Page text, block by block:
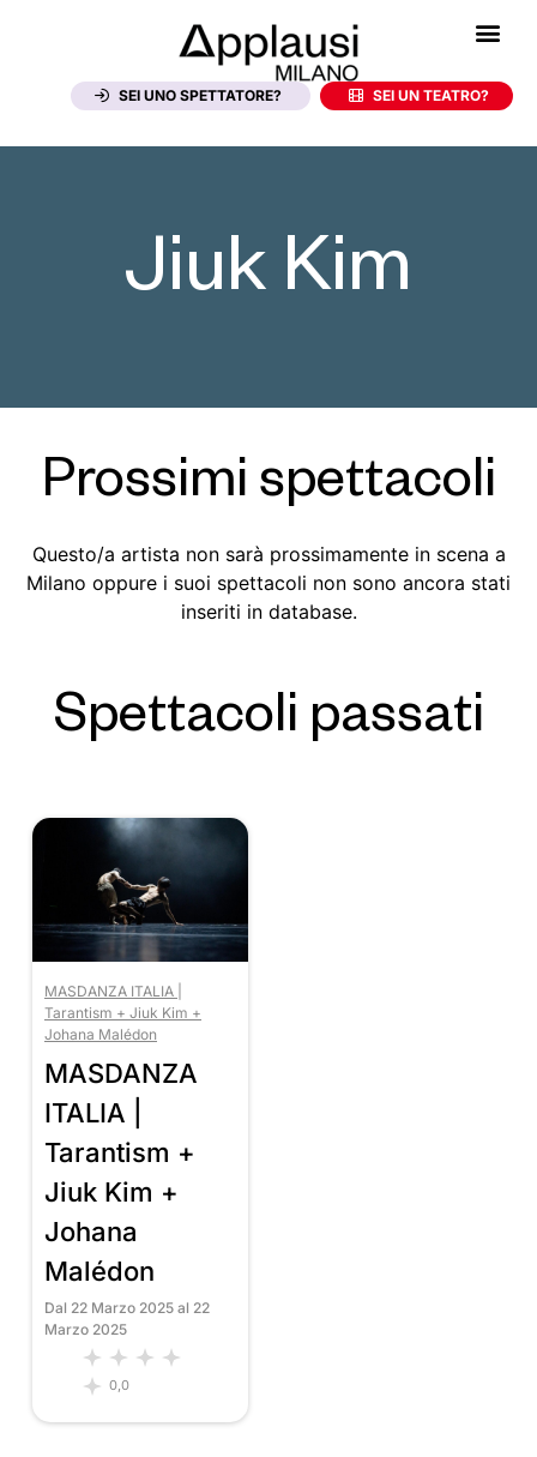
SEI UNO SPETTATORE? SEI UN TEATRO?
Jiuk Kim
Prossimi spettacoli
Questo/a artista non sarà prossimamente in scena a
Milano oppure i suoi spettacoli non sono ancora stati
inseriti in database.
Spettacoli passati
MASDANZA ITALIA |
Tarantism + Jiuk Kim +
Johana Malédon
MASDANZA
ITALIA |
Tarantism +
Jiuk Kim +
Johana
Malédon
Dal 22 Marzo 2025 al 22
Marzo 2025
0,0